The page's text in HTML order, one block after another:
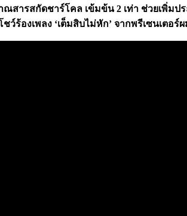
สารสกัดชาร์โคล เข้มข้น 2 เท่า ช่วยเพิ่มป
ว์ร้องเพลง ‘เต็มสิบไม่หัก’ จากพรีเซนเต